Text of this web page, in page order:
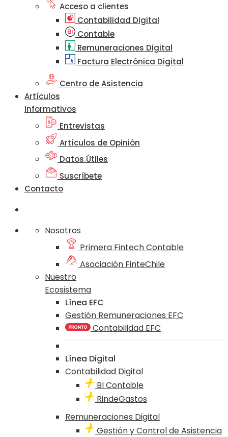
Acceso a clientes
Contabilidad Digital
Contable
Remuneraciones Digital
Factura Electrónica Digital
Centro de Asistencia
Artículos
Informativos
Entrevistas
Artículos de Opinión
Datos Útiles
Suscríbete
Contacto
Nosotros
Primera Fintech Contable
Asociación FinteChile
Nuestro
Ecosistema
Línea EFC
Gestión Remuneraciones EFC
Contabilidad EFC
Línea Digital
Contabilidad Digital
BI Contable
RindeGastos
Remuneraciones Digital
Gestión y Control de Asistencia